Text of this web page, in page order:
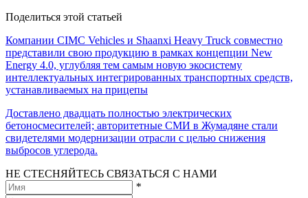
Поделиться этой статьей
Компании CIMC Vehicles и Shaanxi Heavy Truck совместно
представили свою продукцию в рамках концепции New
Energy 4.0, углубляя тем самым новую экосистему
интеллектуальных интегрированных транспортных средств,
устанавливаемых на прицепы
Доставлено двадцать полностью электрических
бетоносмесителей; авторитетные СМИ в Жумадяне стали
свидетелями модернизации отрасли с целью снижения
выбросов углерода.
НЕ СТЕСНЯЙТЕСЬ СВЯЗАТЬСЯ С НАМИ
*